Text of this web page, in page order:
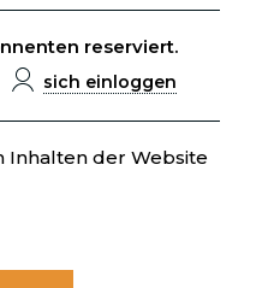
reserviert.
sich einloggen
Inhalten der Website